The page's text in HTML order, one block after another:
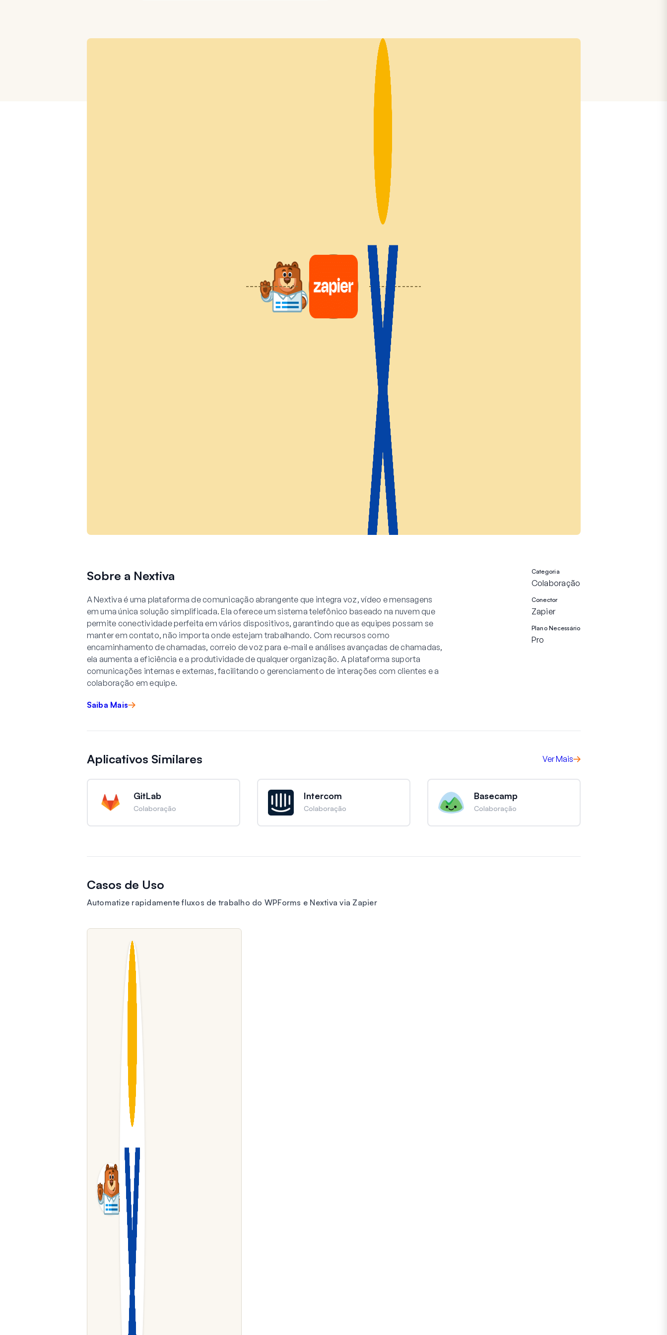
Sobre a Nextiva
A Nextiva é uma plataforma de comunicação abrangente que integra voz, vídeo e mensagens
em uma única solução simplificada. Ela oferece um sistema telefônico baseado na nuvem que
permite conectividade perfeita em vários dispositivos, garantindo que as equipes possam se
manter em contato, não importa onde estejam trabalhando. Com recursos como
encaminhamento de chamadas, correio de voz para e-mail e análises avançadas de chamadas,
ela aumenta a eficiência e a produtividade de qualquer organização. A plataforma suporta
comunicações internas e externas, facilitando o gerenciamento de interações com clientes e a
colaboração em equipe.
Saiba Mais
Categoria
Colaboração
Conector
Zapier
Plano Necessário
Pro
Aplicativos Similares Ver Mais
GitLab
Colaboração
Intercom
Colaboração
Basecamp
Colaboração
Casos de Uso
Automatize rapidamente fluxos de trabalho do WPForms e Nextiva via Zapier